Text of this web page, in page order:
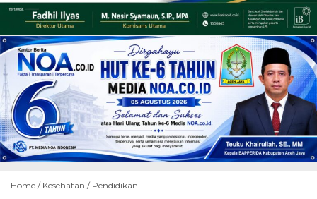
Home / Kesehatan / Pendidikan